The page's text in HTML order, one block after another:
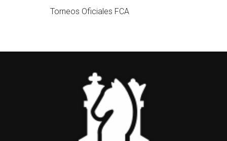
Torneos Oficiales FCA